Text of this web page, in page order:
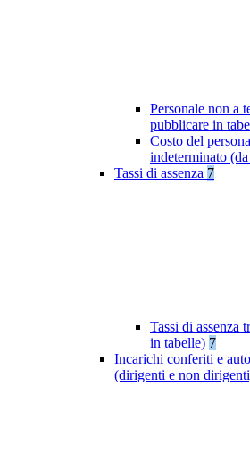
Personale non a
pubblicare in
Costo del
indeterminato
Tassi di assenza 7
Tassi di assenza
in tabelle) 7
Incarichi conferiti e
(dirigenti e non